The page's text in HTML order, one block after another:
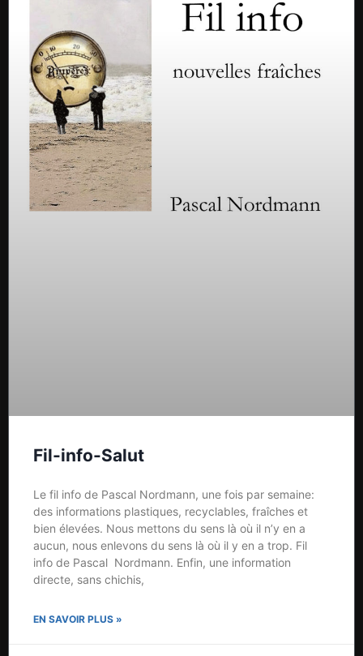
Fil-info-Salut
Le fil info de Pascal Nordmann, une fois par semaine:
des informations plastiques, recyclables, fraîches et
bien élevées. Nous mettons du sens là où il n’y en a
aucun, nous enlevons du sens là où il y en a trop. Fil
info de Pascal Nordmann. Enfin, une information
directe, sans chichis,
EN SAVOIR PLUS »